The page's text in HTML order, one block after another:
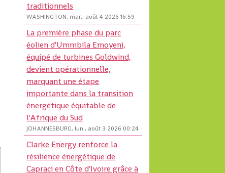
traditionnels
WASHINGTON, mar., août 4 2026 16:59
La première phase du parc
éolien d'Ummbila Emoyeni,
équipé de turbines Goldwind,
devient opérationnelle,
marquant une étape
importante dans la transition
énergétique équitable de
l'Afrique du Sud
JOHANNESBURG, lun., août 3 2026 00:24
Clarke Energy renforce la
résilience énergétique de
Capraci en Côte d'Ivoire grâce à